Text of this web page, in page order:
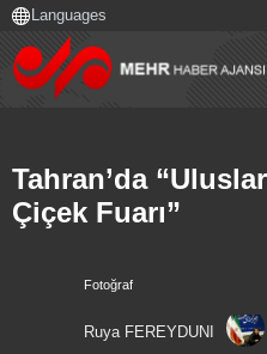
Fotoğraf
Ruya FEREYDUNI
Tahran’da
Çiçek Fuarı”